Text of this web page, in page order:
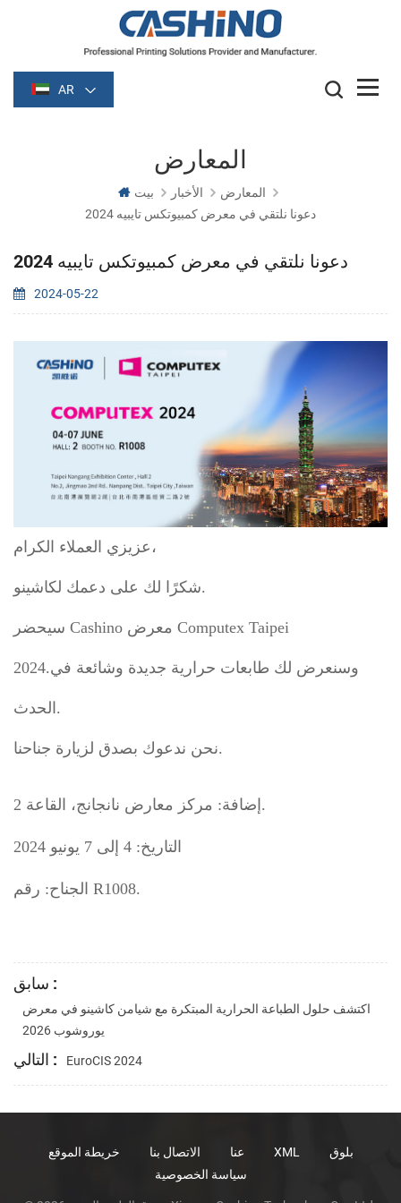
AR
المعارض
بيت الأخبار
المعارض
دعونا نلتقي في معرض كمبيوتكس تايبيه 2024
دعونا نلتقي في معرض كمبيوتكس تايبيه 2024
2024-05-22
عزيزي العملاء الكرام،
شكرًا لك على دعمك لكاشينو.
سيحضر Cashino معرض Computex Taipei
2024. وسنعرض لك طابعات حرارية جديدة وشائعة في
الحدث.
نحن ندعوك بصدق لزيارة جناحنا.
إضافة: مركز معارض نانجانج، القاعة 2.
التاريخ: 4 إلى 7 يونيو 2024
الجناح: رقم R1008.
سابق :
اكتشف حلول الطباعة الحرارية المبتكرة مع شيامن كاشينو في معرض
يوروشوب 2026
التالي : EuroCIS 2024
عنا الاتصال بنا خريطة الموقع XML
بلوق
سياسة الخصوصية